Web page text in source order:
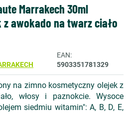
Marrakech 30ml
z awokado na twarz ciało
EAN
5903351781329
na zimno kosmetyczny olejek z
włosy i paznokcie. Wysoce
siedmiu witamin": A, B, D, E,